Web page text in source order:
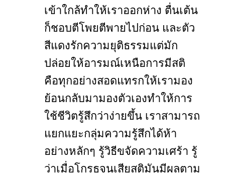
เข้าใกล้ทำให้เราออกห่าง ตื่นเต้น
ก็ชอบตีโพยตีพายไปก่อน และตัว
สีแดงรักความยุติธรรมแต่มัก
ปล่อยให้อารมณ์เหนือการมีสติ
คือทุกอย่างสอดแทรกให้เรามอง
ย้อนกลับมามองตัวเองทำให้การ
ใช้ชีวิตรู้สึกว่าง่ายขึ้น เราสามารถ
แยกแยะกลุ่มความรู้สึกได้ห้า
อย่างหลักๆ รู้วิธีขจัดความเศร้า รู้
ว่าเมื่อโกรธจนเสียสติมันมีผลตาม